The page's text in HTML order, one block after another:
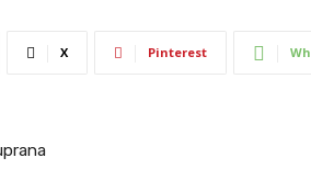
X Pinterest